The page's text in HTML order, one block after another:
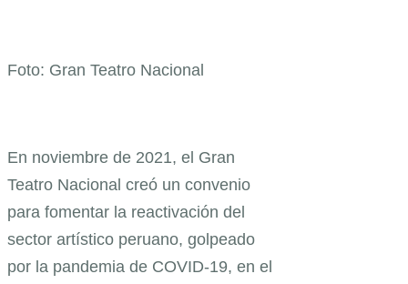
Foto: Gran Teatro Nacional
En noviembre de 2021, el Gran
Teatro Nacional creó un convenio
para fomentar la reactivación del
sector artístico peruano, golpeado
por la pandemia de COVID-19, en el